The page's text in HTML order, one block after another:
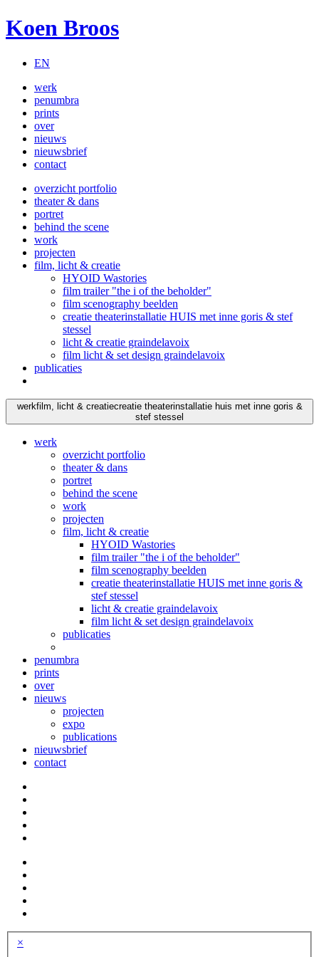
Koen Broos
EN
werk
penumbra
prints
over
nieuws
nieuwsbrief
contact
overzicht portfolio
theater & dans
portret
behind the scene
work
projecten
film, licht & creatie
HYOID Wastories
film trailer "the i of the beholder"
film scenography beelden
creatie theaterinstallatie HUIS met inne goris & stef
stessel
licht & creatie graindelavoix
film licht & set design graindelavoix
publicaties
werkfilm, licht & creatiecreatie theaterinstallatie huis met inne goris &
stef stessel
werk
overzicht portfolio
theater & dans
portret
behind the scene
work
projecten
film, licht & creatie
HYOID Wastories
film trailer "the i of the beholder"
film scenography beelden
creatie theaterinstallatie HUIS met inne goris &
stef stessel
licht & creatie graindelavoix
film licht & set design graindelavoix
publicaties
penumbra
prints
over
nieuws
projecten
expo
publications
nieuwsbrief
contact
×